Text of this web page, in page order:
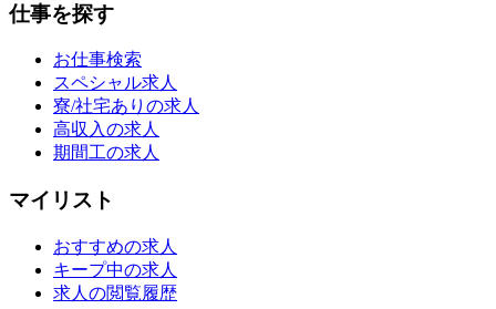
仕事を探す
お仕事検索
スペシャル求人
寮/社宅ありの求人
高収入の求人
期間工の求人
マイリスト
おすすめの求人
キープ中の求人
求人の閲覧履歴